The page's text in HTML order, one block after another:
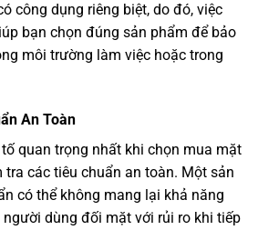
công dụng riêng biệt, do đó, việc
bạn chọn đúng sản phẩm để bảo
môi trường làm việc hoặc trong
An Toàn
quan trọng nhất khi chọn mua mặt
tra các tiêu chuẩn an toàn. Một sản
có thể không mang lại khả năng
người dùng đối mặt với rủi ro khi tiếp